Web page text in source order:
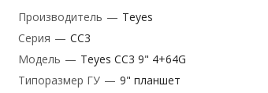
Производитель — Teyes
Серия — CC3
Модель — Teyes CC3 9" 4+64G
Типоразмер ГУ — 9" планшет